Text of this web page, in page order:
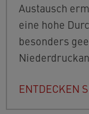
Austausch
eine hohe
besonders
ENTDECKEN